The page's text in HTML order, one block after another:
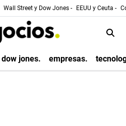
Wall Street y Dow Jones - EEUU y Ceuta -
dow jones. empresas.